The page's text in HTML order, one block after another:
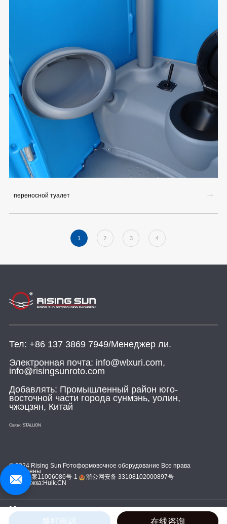
переносной туалет
1 2 3 4
Тел: +86 137 3869 7949/Менеджер ли.
Электронная почта: info@wlxuri.com,
info@risingsunroto.com
Добавлять: Промышленный район юго-
восточной части города сунмэнь, уолин,
чжэцзян, Китай
Связи: STALLION
© 2024 Rising Sun Ротоформовочное оборудование Все права
защищены
浙ICP备案11006086号-1
浙公网安备 33108102000897号
Поддержка:Huik.CN
Мы с нетерпением ждем ваших
сообщений и быстро ответим на
Оставьте сообщение
拨打电话 在线咨询